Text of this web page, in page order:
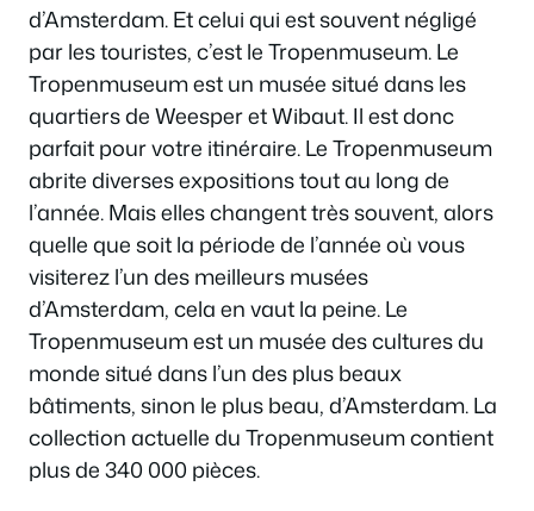
d’Amsterdam. Et celui qui est souvent négligé
par les touristes, c’est le Tropenmuseum. Le
Tropenmuseum est un musée situé dans les
quartiers de Weesper et Wibaut. Il est donc
parfait pour votre itinéraire. Le Tropenmuseum
abrite diverses expositions tout au long de
l’année. Mais elles changent très souvent, alors
quelle que soit la période de l’année où vous
visiterez l’un des meilleurs musées
d’Amsterdam, cela en vaut la peine. Le
Tropenmuseum est un musée des cultures du
monde situé dans l’un des plus beaux
bâtiments, sinon le plus beau, d’Amsterdam. La
collection actuelle du Tropenmuseum contient
plus de 340 000 pièces.